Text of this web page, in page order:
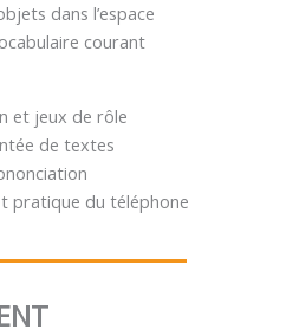
dans l’espace
courant
et jeux de rôle
de textes
pratique du téléphone